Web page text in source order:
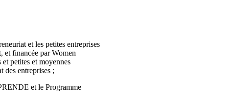
et les petites entreprises
et financée par Women
petites et moyennes
des entreprises ;
et le Programme